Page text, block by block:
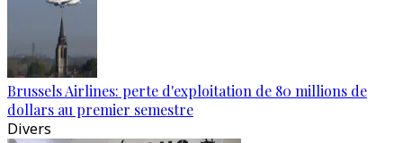
Brussels Airlines: perte d'exploitation de 80 millions de
dollars au premier semestre
Divers